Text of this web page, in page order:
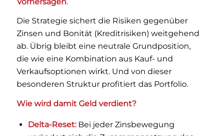
Die Strategie sichert die Risiken gegenüber
Zinsen und Bonität (Kreditrisiken) weitgehend
ab. Übrig bleibt eine neutrale Grundposition,
die wie eine Kombination aus Kauf- und
Verkaufsoptionen wirkt. Und von dieser
besonderen Struktur profitiert das Portfolio.
Wie wird damit Geld verdient?
Delta-Reset:Bei jeder Zinsbewegung